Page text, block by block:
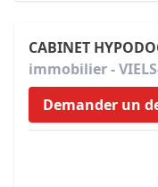
CABINET
immobilier -
Demander un